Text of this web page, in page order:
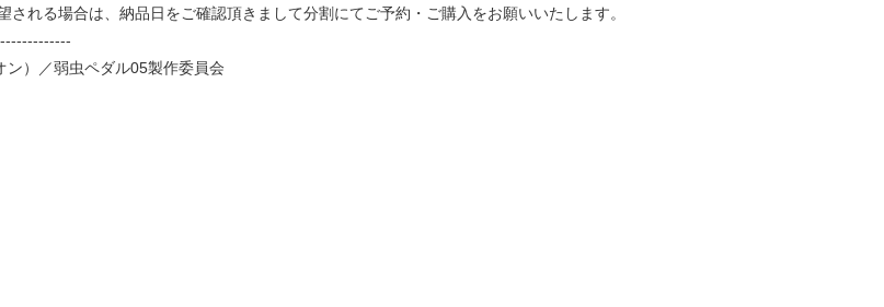
れる場合は、納品日をご確認頂きまして分割にてご予約・ご購入をお願いいたします。
）／弱虫ペダル05製作委員会